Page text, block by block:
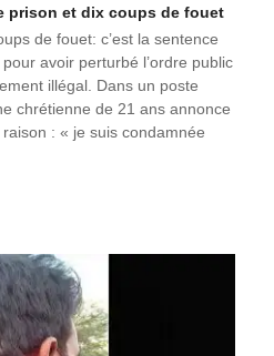
prison et dix coups de fouet
de fouet: c’est la sentence
avoir perturbé l’ordre public
illégal. Dans un poste
chrétienne de 21 ans annonce
: « je suis condamnée